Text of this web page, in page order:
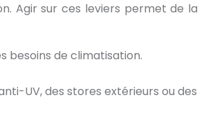
Agir sur ces leviers permet de la
besoins de climatisation.
UV, des stores extérieurs ou des